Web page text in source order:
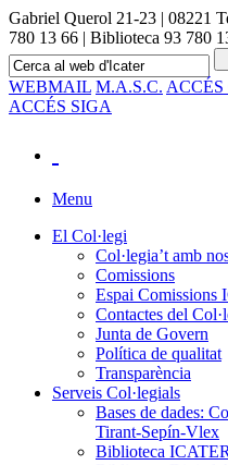
Gabriel Querol 21-23 | 08221
780 13 66 | Biblioteca 93 780
WEBMAIL M.A.S.C. ACCÉS
ACCÉS SIGA
Menu
El Col·legi
Col·legia’t amb
Comissions
Espai Comissions
Contactes del
Junta de Govern
Política de qualitat
Transparència
Serveis Col·legials
Bases de dades:
Tirant-Sepín-Vlex
Biblioteca ICATER